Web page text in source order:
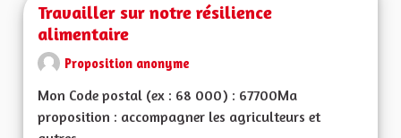
Travailler sur notre résilience
alimentaire
Proposition anonyme
Mon Code postal (ex : 68 000) : 67700Ma
proposition : accompagner les agriculteurs et